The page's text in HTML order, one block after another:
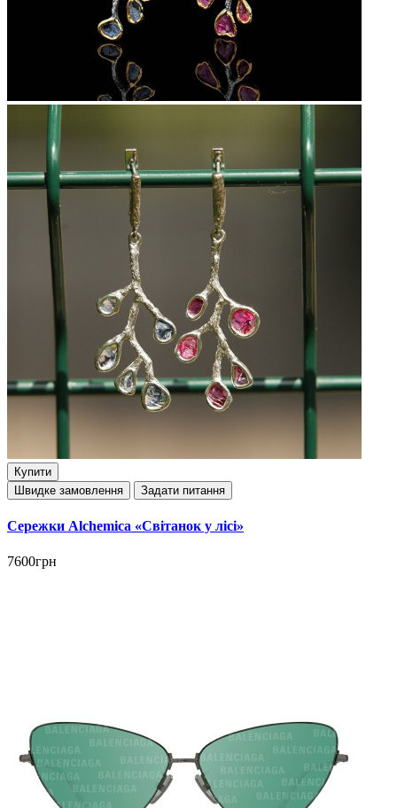
Купити
Швидке замовлення
Задати питання
Сережки Alchemica «Світанок у лісі»
7600грн